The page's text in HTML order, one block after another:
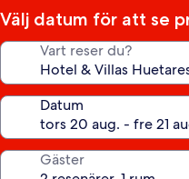
Välj datum för att se
Vart reser du?
Datum
Gäster